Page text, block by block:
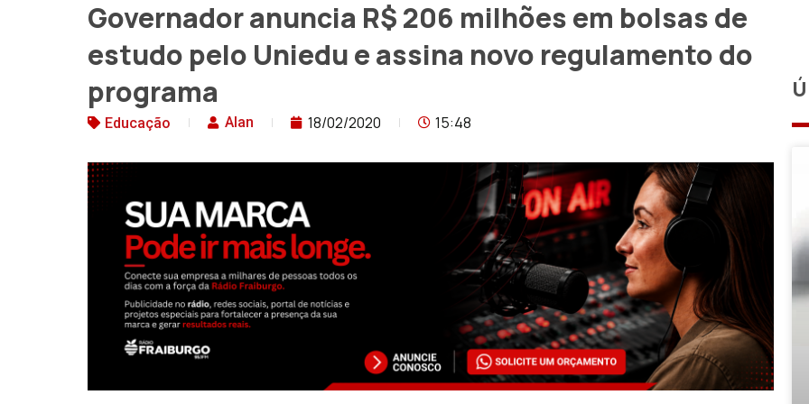
Governador anuncia R$ 206 milhões em bolsas de
estudo pelo Uniedu e assina novo regulamento do
programa
Educação Alan 18/02/2020 15:48